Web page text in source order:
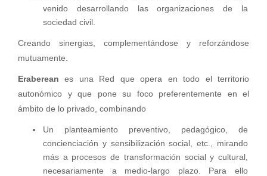
venido desarrollando las organizaciones de la
sociedad civil.
Creando sinergias, complementándose y reforzándose
mutuamente.
Eraberean es una Red que opera en todo el territorio
autonómico y que pone su foco preferentemente en el
ámbito de lo privado, combinando
Un planteamiento preventivo, pedagógico, de
concienciación y sensibilización social, etc., mirando
más a procesos de transformación social y cultural,
necesariamente a medio-largo plazo. Para ello